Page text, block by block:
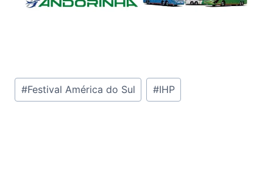
Tags
do
#Festival América do Sul #IHP